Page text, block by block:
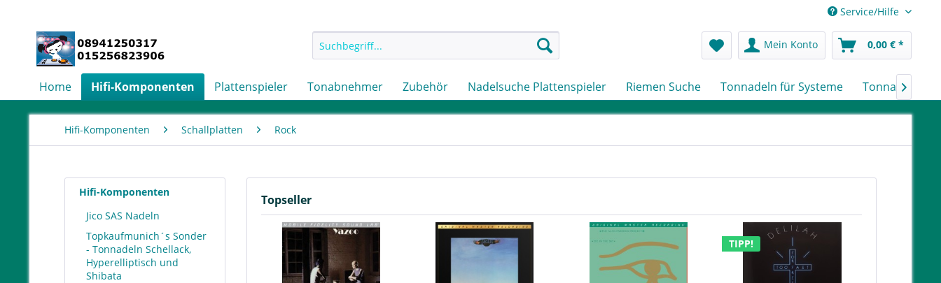
Service/Hilfe
Mein Konto 0,00 € *
Home Hifi-Komponenten Plattenspieler Tonabnehmer Zubehör Nadelsuche Plattenspieler Riemen Suche Tonnadeln für Systeme Tonnadeln

Hifi-Komponenten Schallplatten Rock
Hifi-Komponenten
Jico SAS Nadeln
Topkaufmunich´s Sonder
- Tonnadeln Schellack,
Hyperelliptisch und
Shibata
Topseller
TIPP!